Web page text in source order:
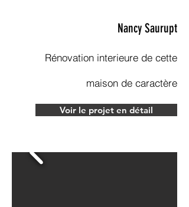
Nancy Saurupt
Rénovation interieure de cette
maison de caractère
Voir le projet en détail